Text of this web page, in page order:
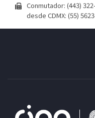
Conmutador: (443)
desde CDMX: (55)